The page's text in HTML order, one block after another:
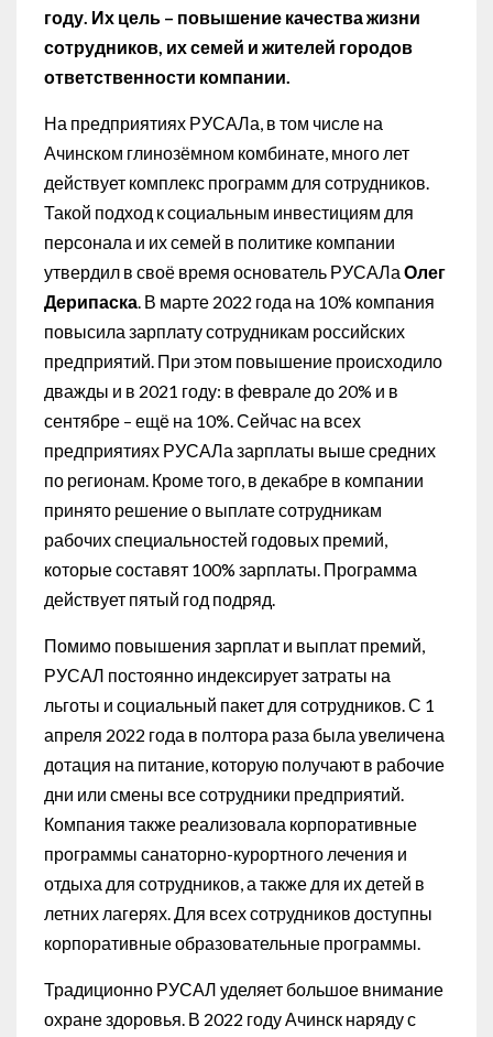
году. Их цель – повышение качества жизни
сотрудников, их семей и жителей городов
ответственности компании.
На предприятиях РУСАЛа, в том числе на
Ачинском глинозёмном комбинате, много лет
действует комплекс программ для сотрудников.
Такой подход к социальным инвестициям для
персонала и их семей в политике компании
утвердил в своё время основатель РУСАЛа Олег
Дерипаска. В марте 2022 года на 10% компания
повысила зарплату сотрудникам российских
предприятий. При этом повышение происходило
дважды и в 2021 году: в феврале до 20% и в
сентябре – ещё на 10%. Сейчас на всех
предприятиях РУСАЛа зарплаты выше средних
по регионам. Кроме того, в декабре в компании
принято решение о выплате сотрудникам
рабочих специальностей годовых премий,
которые составят 100% зарплаты. Программа
действует пятый год подряд.
Помимо повышения зарплат и выплат премий,
РУСАЛ постоянно индексирует затраты на
льготы и социальный пакет для сотрудников. С 1
апреля 2022 года в полтора раза была увеличена
дотация на питание, которую получают в рабочие
дни или смены все сотрудники предприятий.
Компания также реализовала корпоративные
программы санаторно-курортного лечения и
отдыха для сотрудников, а также для их детей в
летних лагерях. Для всех сотрудников доступны
корпоративные образовательные программы.
Традиционно РУСАЛ уделяет большое внимание
охране здоровья. В 2022 году Ачинск наряду с